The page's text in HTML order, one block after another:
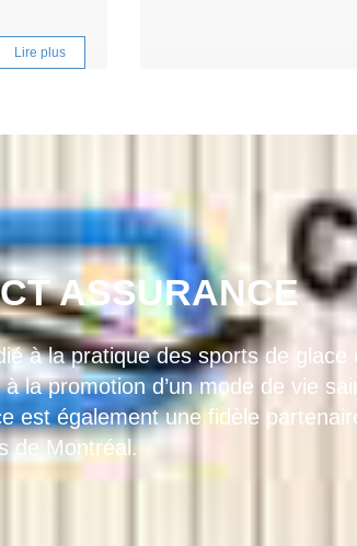
Lire plus
ASSURANCE
à la pratique des sports de glace
la promotion d’un mode de vie
est également une fidèle
de Montréal.